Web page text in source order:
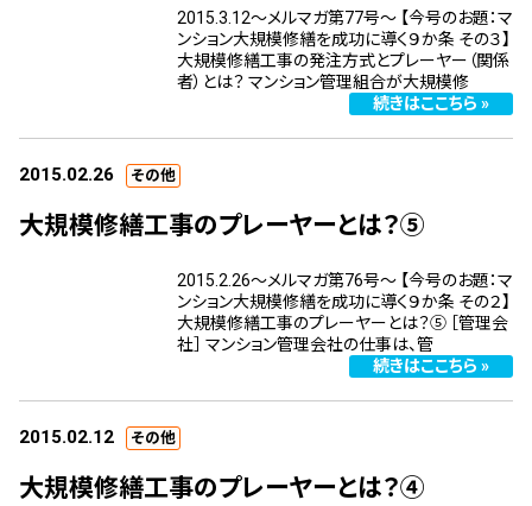
2015.3.12～メルマガ第77号～ 【今号のお題：マ
ンション大規模修繕を成功に導く９か条 その３】
大規模修繕工事の発注方式とプレーヤー（関係
者）とは？ マンション管理組合が大規模修
続きはここちら »
2015.02.26 その他
大規模修繕工事のプレーヤーとは？⑤
2015.2.26～メルマガ第76号～ 【今号のお題：マ
ンション大規模修繕を成功に導く９か条 その２】
大規模修繕工事のプレーヤーとは？⑤ ［管理会
社］ マンション管理会社の仕事は、管
続きはここちら »
2015.02.12 その他
大規模修繕工事のプレーヤーとは？④
メルの防火管理者
無料よろづ相談
会社案内
会社概要
代表挨拶 »
よくあるご質問
コラム